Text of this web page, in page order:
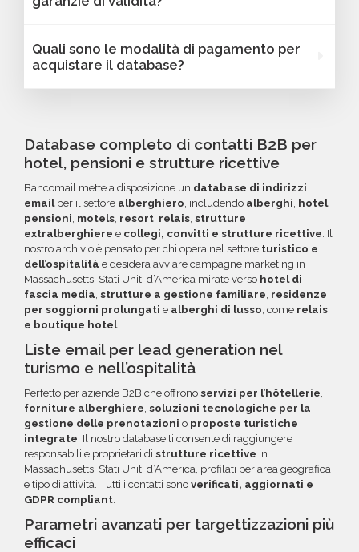
dipendenti, link ai profili social e altre
e personalizzare le tue campagne B2B.
filtrati in base a parametri strategici come
numero di dipendenti, fatturato, forma
giuridica o altri criteri specifici. Se online non
trovi la configurazione che cerchi, contatta il
campagna.
database email Alberghi - Massachusetts. Se
riscontri indirizzi email non validi entro 60
giorni dall'acquisto, potrai richiedere un
email inesistenti o DNS errati.
Quali sono le modalità di pagamento per
acquistare il database?
i circuiti protetti Banca Sella e PayPal. Inoltre,
per acquisti voluminosi, è possibile acquistare
maggiori informazioni su come sfruttare
questa opzione.
Database completo di contatti B2B per
hotel, pensioni e strutture ricettive
Bancomail mette a disposizione un database di indirizzi
emailper il settore alberghiero, includendo alberghi, hotel,
pensioni, motels, resort, relais, strutture
extralberghiere e collegi, convitti e strutture ricettive. Il
nostro archivio è pensato per chi opera nel settore turistico e
dell’ospitalità e desidera avviare campagne marketing in
Massachusetts, Stati Uniti d’America mirate verso hotel di
fascia media, strutture a gestione familiare, residenze
per soggiorni prolungati e alberghi di lusso, come relais
e boutique hotel.
Liste email per lead generation nel
turismo e nell’ospitalità
Perfetto per aziende B2B che offrono servizi per l’hôtellerie
forniture alberghiere soluzioni tecnologiche per la
gestione delle prenotazioni o proposte turistiche
integrate . Il nostro database ti consente di raggiungere
responsabili e proprietari di strutture ricettive in
Massachusetts, Stati Uniti d’America, profilati per area geografica
e tipo di attività. Tutti i contatti sono verificati, aggiornati e
GDPR compliant
Parametri avanzati per targettizzazioni più
efficaci